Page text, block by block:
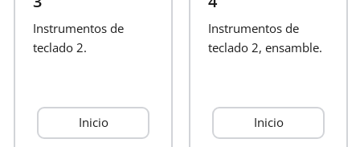
Français
Instrumentos de
teclado 2.
Inicio
Instrumentos de
teclado 2, ensamble.
Inicio